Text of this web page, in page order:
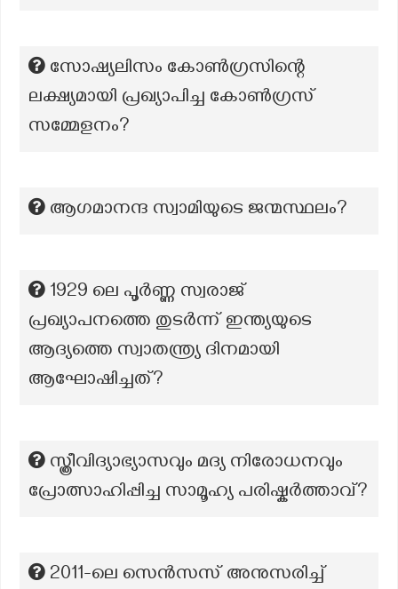
സോഷ്യലിസം കോൺഗ്രസിന്റെ
ലക്ഷ്യമായി പ്രഖ്യാപിച്ച കോൺഗ്രസ്
സമ്മേളനം?
ആഗമാനന്ദ സ്വാമിയുടെ ജന്മസ്ഥലം?
1929 ലെ പൂർണ്ണ സ്വരാജ്
പ്രഖ്യാപനത്തെ തുടർന്ന് ഇന്ത്യയുടെ
ആദ്യത്തെ സ്വാതന്ത്ര്യ ദിനമായി
ആഘോഷിച്ചത്?
സ്ത്രീവിദ്യാഭ്യാസവും മദ്യ നിരോധനവും
പ്രോത്സാഹിപ്പിച്ച സാമൂഹ്യ പരിഷ്കര്‍ത്താവ്?
2011-ലെ സെന്‍സസ് അനുസരിച്ച്